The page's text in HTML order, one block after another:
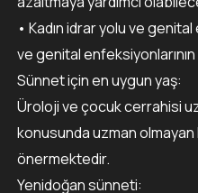
• Kadın idrar yolu ve
ve genital
Sünnet için en uygun yaş:
Üroloji ve çocuk cerrahisi
konusunda uzman olmayan
önermektedir.
Yenidoğan sünneti: